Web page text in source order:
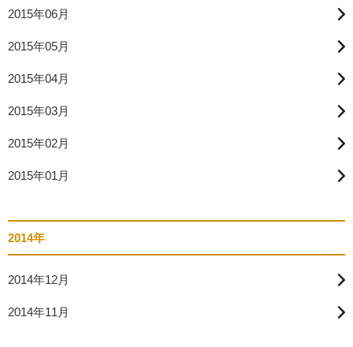
2015年06月
2015年05月
2015年04月
2015年03月
2015年02月
2015年01月
2014年
2014年12月
2014年11月